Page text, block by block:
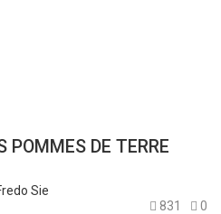
POMMES DE TERRE
Sie
831
0